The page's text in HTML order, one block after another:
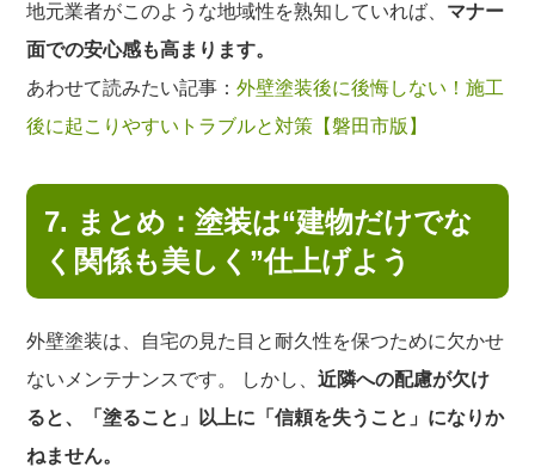
地元業者がこのような地域性を熟知していれば、 マナー
面での安心感も高まります。
あわせて読みたい記事：外壁塗装後に後悔しない！施工
後に起こりやすいトラブルと対策【磐田市版】
7. まとめ：塗装は“建物だけでな
く関係も美しく”仕上げよう
外壁塗装は、自宅の見た目と耐久性を保つために欠かせ
ないメンテナンスです。 しかし、近隣への配慮が欠け
ると、「塗ること」以上に「信頼を失うこと」になりか
ねません。